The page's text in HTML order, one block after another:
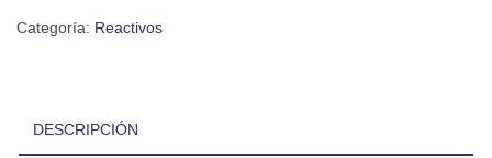
Categoría: Reactivos
DESCRIPCIÓN